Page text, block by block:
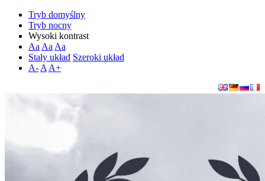
Tryb domyślny
Tryb nocny
Wysoki kontrast
Aa Aa Aa
Stały układ Szeroki układ
A- A A+